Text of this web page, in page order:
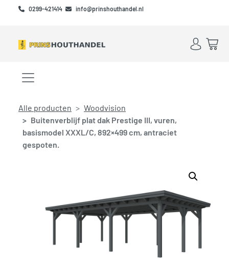
Skip to main content
Skip to footer
0299-421414 info@prinshouthandel.nl
Account
Menu openen/sluiten
Alle producten
Woodvision
Buitenverblijf plat dak Prestige III, vuren,
basismodel XXXL/C, 892×499 cm, antraciet
gespoten.